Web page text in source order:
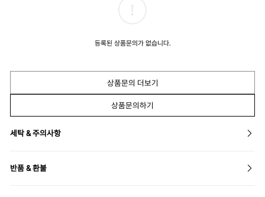
등록된 상품문의가 없습니다.
상품문의 더보기
상품문의하기
세탁 & 주의사항
반품 & 환불